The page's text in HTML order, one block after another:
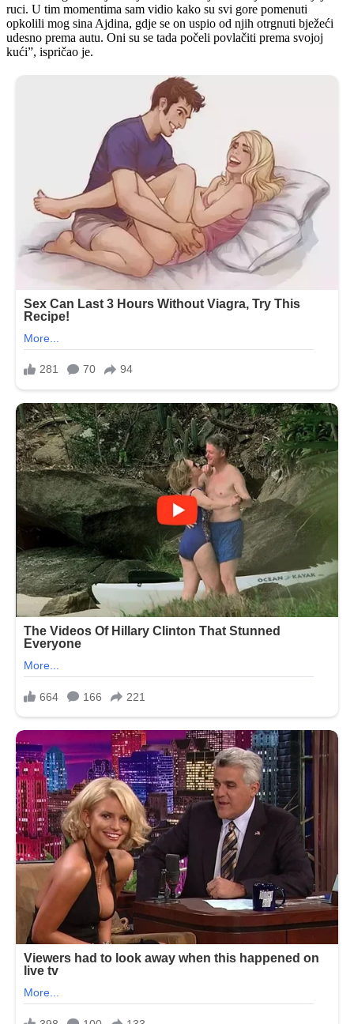
ruci. U tim momentima sam vidio kako su svi gore pomenuti
opkolili mog sina Ajdina, gdje se on uspio od njih otrgnuti bježeći
udesno prema autu. Oni su se tada počeli povlačiti prema svojoj
kući”, ispričao je.